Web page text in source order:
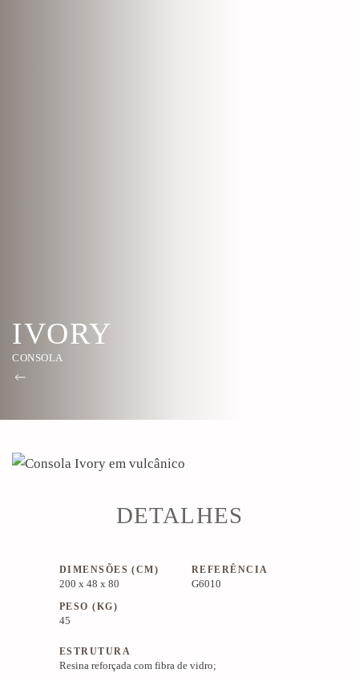
IVORY
CONSOLA
DETALHES
DIMENSÕES (CM)
200 x 48 x 80
PESO (KG)
45
REFERÊNCIA
G6010
ESTRUTURA
Resina reforçada com fibra de vidro;